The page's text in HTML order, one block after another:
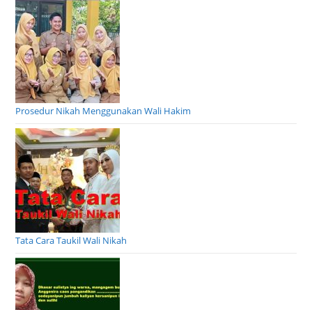
Prosedur Nikah Menggunakan Wali Hakim
Tata Cara Taukil Wali Nikah